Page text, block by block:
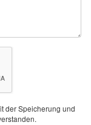
der Speicherung und